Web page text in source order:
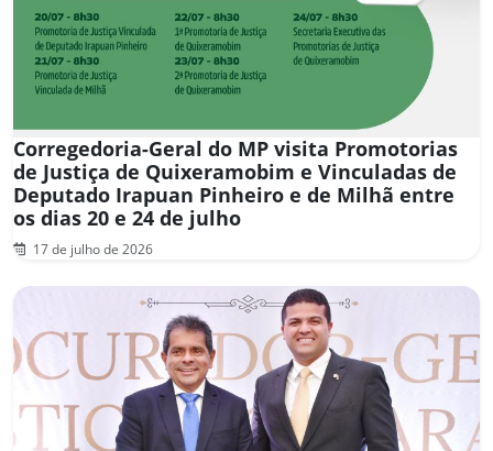
Corregedoria-Geral do MP visita Promotorias
de Justiça de Quixeramobim e Vinculadas de
Deputado Irapuan Pinheiro e de Milhã entre
os dias 20 e 24 de julho
17 de julho de 2026